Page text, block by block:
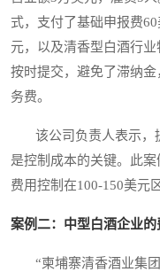
式，支付了基础申报费
元，以及清香型白酒行
按时提交，避免了滞纳
务费。
该公司负责人表示，提
是控制成本的关键。此
费用控制在100-150美元
案例二：中型白酒企业
“柬埔寨清香酒业集团